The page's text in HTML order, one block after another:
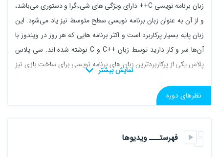
زبان برنامه نویسی C++ دارای ویژگی های شیءگرا و دستوری می‌باشد،
و از آن به عنوان زبان برنامه نویسی سطح متوسط نیز یاد می‌شود. این
زبان پایه بسیار پرکاربرد است و اکثر برنامه هایی که هر روز در ویندوز با
آن‌ها سر و کار دارید توسط زبان ++C و C نوشته شده اند. سی پلاس
پلاس یکی از پرکاربردترین زبان های برنامه نویسی برای ساخت بازی نیز
مرورگرها، برنامه هایی با محاسبات و گرافیک پیشرفته، کتابخانه ها، و
صنایع مختلف دیگر کاربرد دارد.
می شود و یاد می گیرید محیط کدنویسی خود را آماده کنید. موارد مورد
نظرهای دوره
فهرستـــ ویدیوها